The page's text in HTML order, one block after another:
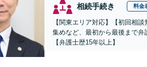
相続手続き 料金
【関東エリア対応】【初回相
集めなど、最初から最後まで
【弁護士歴15年以上】